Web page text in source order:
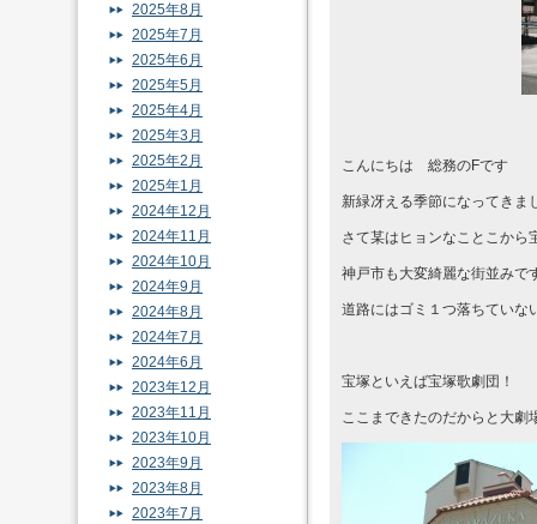
こんにちは 総務のFです
新緑冴える季節になってき
さて某はヒョンなことこから
神戸市も大変綺麗な街並みで
道路にはゴミ１つ落ちていな
宝塚といえば宝塚歌劇団！
ここまできたのだからと大劇
2025年8月
2025年7月
2025年6月
2025年5月
2025年4月
2025年3月
2025年2月
2025年1月
2024年12月
2024年11月
2024年10月
2024年9月
2024年8月
2024年7月
2024年6月
2023年12月
2023年11月
2023年10月
2023年9月
2023年8月
2023年7月